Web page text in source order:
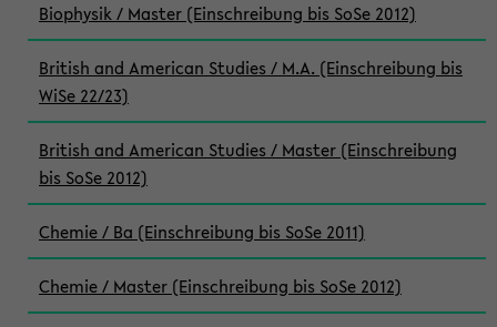
Biophysik / Master (Einschreibung bis SoSe 2012)
British and American Studies / M.A. (Einschreibung bis
WiSe 22/23)
British and American Studies / Master (Einschreibung
bis SoSe 2012)
Chemie / Ba (Einschreibung bis SoSe 2011)
Chemie / Master (Einschreibung bis SoSe 2012)